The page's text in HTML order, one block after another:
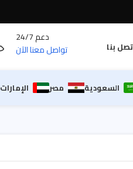
بنا
دعم 24/7
تواصل معنا الآن
السعودية مصر الإمارات